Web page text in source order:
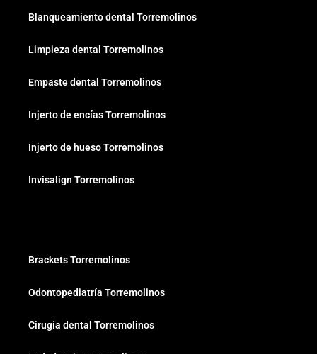
Blanqueamiento dental Torremolinos
Limpieza dental Torremolinos
Empaste dental Torremolinos
Injerto de encías Torremolinos
Injerto de hueso Torremolinos
Invisalign Torremolinos
Brackets Torremolinos
Odontopediatría Torremolinos
Cirugía dental Torremolinos